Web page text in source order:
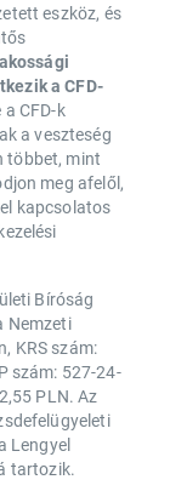
eszköz, és
a CFD-
CFD-k
a veszteség
többet, mint
meg afelől,
kapcsolatos
Bíróság
Nemzeti
KRS szám:
szám: 527-24-
PLN. Az
Lengyel
tartozik.